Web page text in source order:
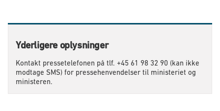
Yderligere oplysninger
Kontakt pressetelefonen på tlf. +45 61 98 32 90 (kan ikke
modtage SMS) for pressehenvendelser til ministeriet og
ministeren.